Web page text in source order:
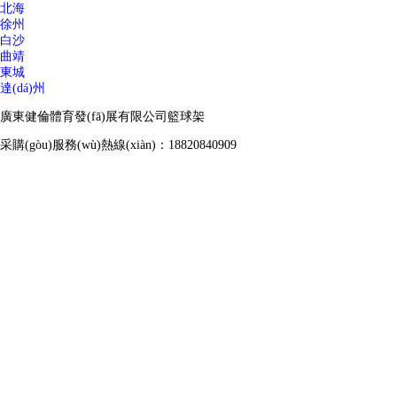
北海
徐州
白沙
曲靖
東城
達(dá)州
廣東健倫體育發(fā)展有限公司籃球架
采購(gòu)服務(wù)熱線(xiàn)：18820840909